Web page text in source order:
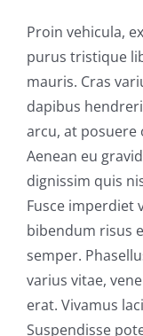
Proin vehicula,
purus tristique
mauris. Cras
dapibus
arcu, at posuere
Aenean eu
dignissim quis
Fusce imperdiet
bibendum risus
semper.
varius vitae,
erat. Vivamus
Suspendisse